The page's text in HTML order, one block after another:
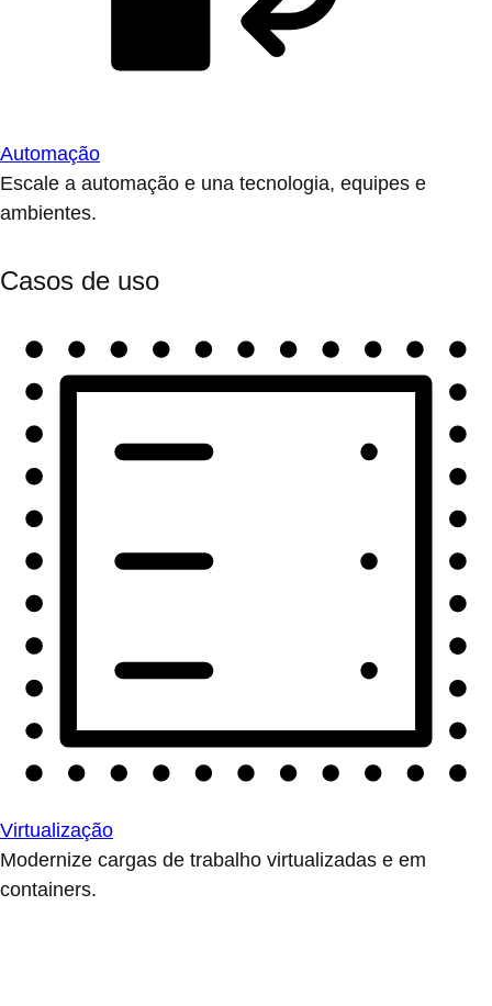
Automação
Escale a automação e una tecnologia, equipes e
ambientes.
Casos de uso
Virtualização
Modernize cargas de trabalho virtualizadas e em
containers.